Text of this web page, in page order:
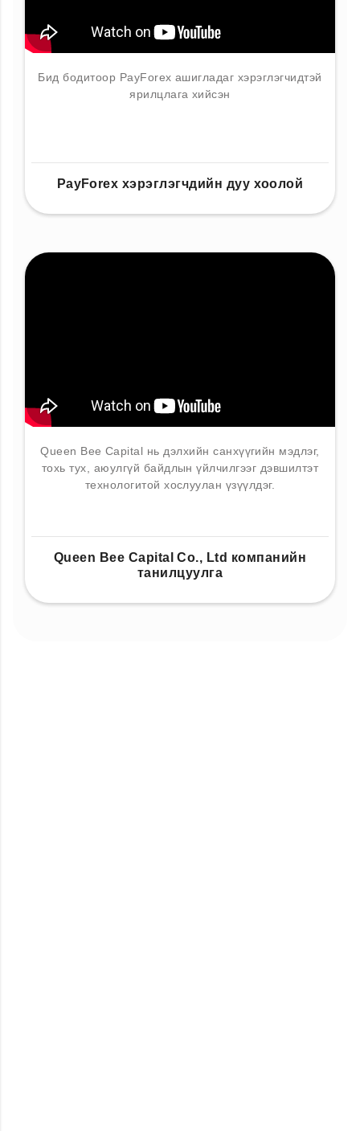
Бид бодитоор PayForex ашигладаг хэрэглэгчидтэй
ярилцлага хийсэн
PayForex хэрэглэгчдийн дуу хоолой
Queen Bee Capital нь дэлхийн санхүүгийн мэдлэг,
тохь тух, аюулгүй байдлын үйлчилгээг дэвшилтэт
технологитой хослуулан үзүүлдэг.
Queen Bee Capital Co., Ltd компанийн
танилцуулга